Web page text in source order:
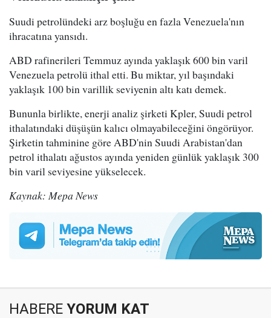
Suudi petrolündeki arz boşluğu en fazla Venezuela'nın
ihracatına yansıdı.
ABD rafinerileri Temmuz ayında yaklaşık 600 bin varil
Venezuela petrolü ithal etti. Bu miktar, yıl başındaki
yaklaşık 100 bin varillik seviyenin altı katı demek.
Bununla birlikte, enerji analiz şirketi Kpler, Suudi petrol
ithalatındaki düşüşün kalıcı olmayabileceğini öngörüyor.
Şirketin tahminine göre ABD'nin Suudi Arabistan'dan
petrol ithalatı ağustos ayında yeniden günlük yaklaşık 300
bin varil seviyesine yükselecek.
Kaynak: Mepa News
HABERE YORUM KAT